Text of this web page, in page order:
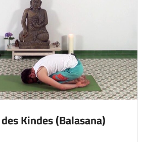
Kindes (Balasana)